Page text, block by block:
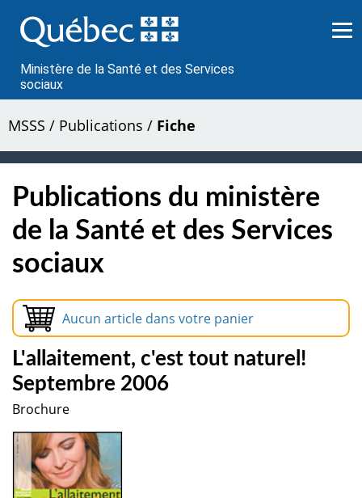
au
contenu
Ministère de la Santé et des Services
sociaux
MSSS / Publications / Fiche
Publications du ministère
de la Santé et des Services
sociaux
Aucun article dans votre panier
L'allaitement, c'est tout naturel!
Septembre 2006
Brochure